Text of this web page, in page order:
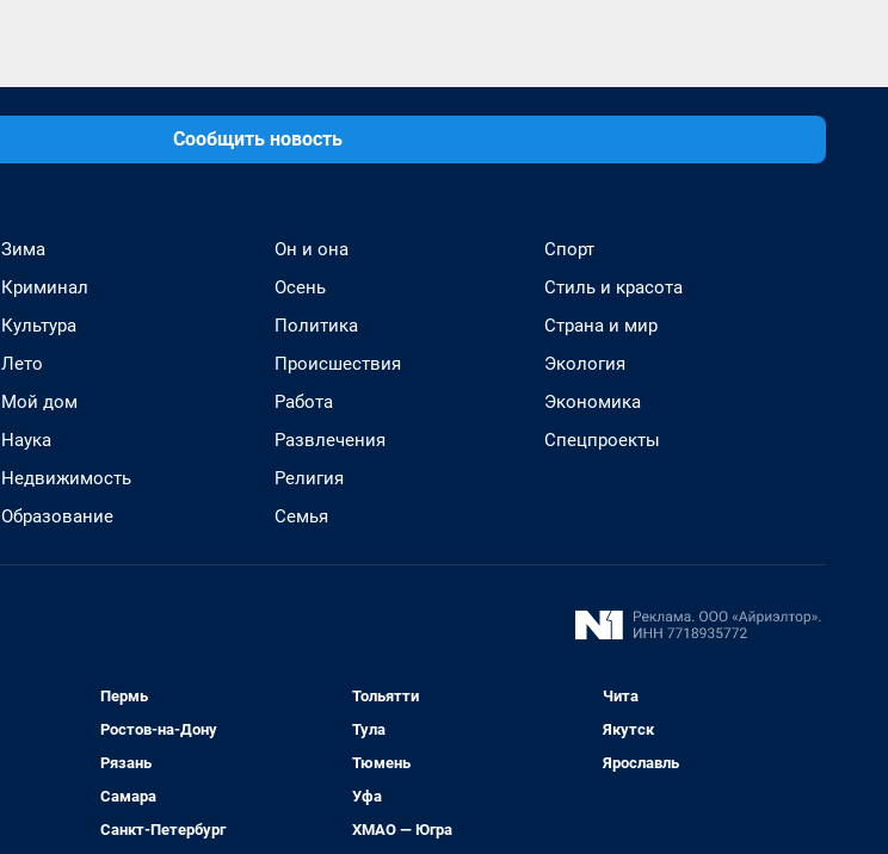
Сообщить новость
Зима
Криминал
Культура
Лето
Мой дом
Наука
Недвижимость
Образование
Он и она
Осень
Политика
Происшествия
Работа
Развлечения
Религия
Семья
Спорт
Стиль и красота
Страна и мир
Экология
Экономика
Спецпроекты
Пермь
Ростов-на-Дону
Рязань
Самара
Санкт-Петербург
Тольятти
Тула
Тюмень
Уфа
ХМАО — Югра
Чита
Якутск
Ярославль